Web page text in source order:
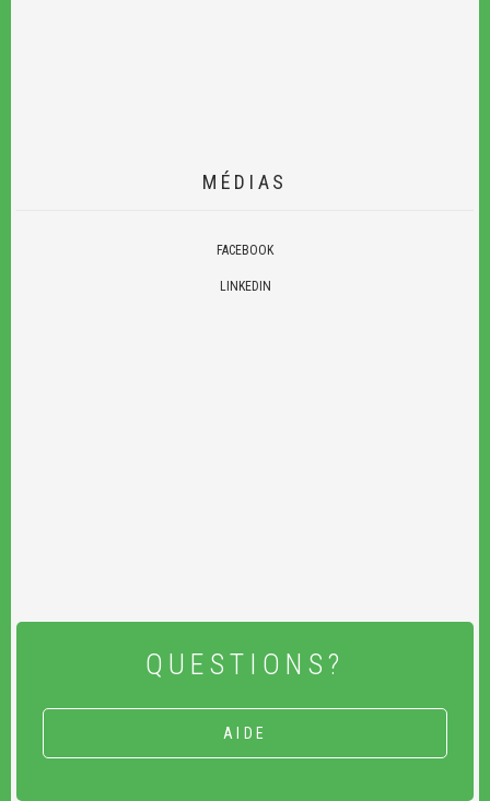
MÉDIAS
FACEBOOK
LINKEDIN
QUESTIONS?
AIDE